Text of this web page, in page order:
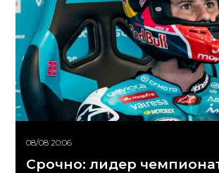
08/08 20:06
Срочно: лидер